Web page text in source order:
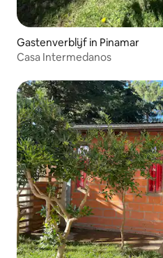
Gastenverblijf in Pinamar
Casa Intermedanos